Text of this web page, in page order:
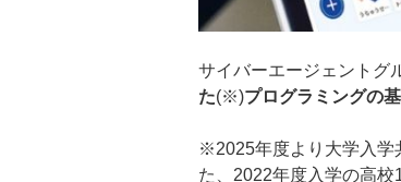
サイバーエージェントグ
た(※)プログラミングの
※2025年度より大学入学
た、2022年度入学の高